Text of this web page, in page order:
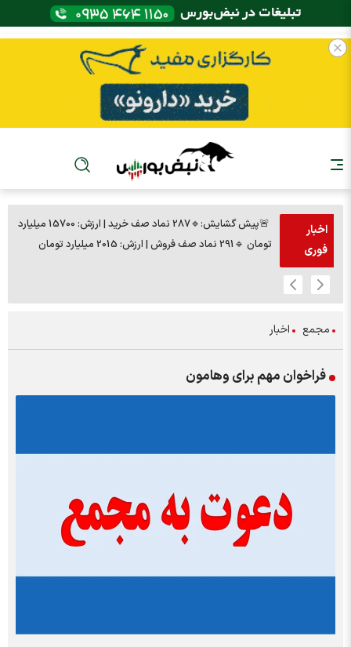
اخبار
فوری
🚨پیش گشایش:🔹287 نماد صف خرید | ارزش: 15700 میلیارد
تومان 🔹291 نماد صف فروش | ارزش: 2015 میلیارد تومان
مجمع اخبار
فراخوان مهم برای وهامون